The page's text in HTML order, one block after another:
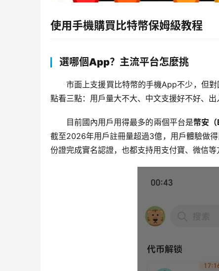
使用手機購買比特幣保姆級教程
選哪個App？主流平台怎麼挑
市面上支援買比特幣的手機App不少，但
點看三點：用戶量大不大、中文支援好不好、出
目前國內用戶用得最多的兩個平台是幣安（
截至2026年用戶註冊量超過3億，用戶體驗做
份證完成實名認證，也都支持用支付寶、微信等